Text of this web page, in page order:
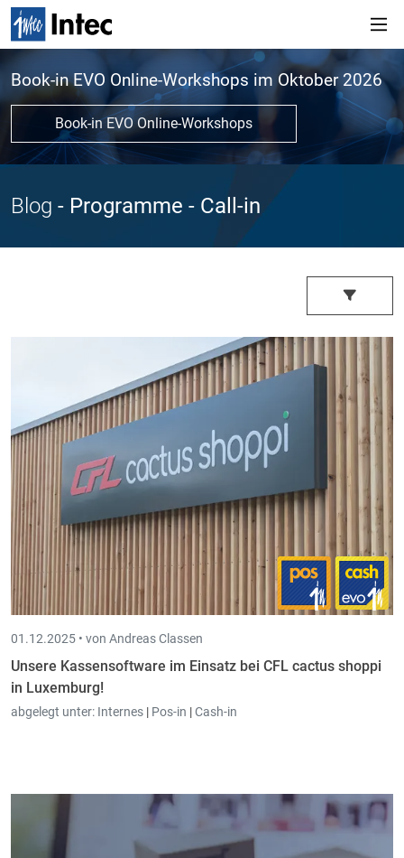
Book-in EVO Online-Workshops im Oktober 2026
Book-in EVO Online-Workshops
Blog - Programme - Call-in
01.12.2025 • von Andreas Classen
Unsere Kassensoftware im Einsatz bei CFL cactus shoppi
in Luxemburg!
abgelegt unter: Internes | Pos-in |Cash-in